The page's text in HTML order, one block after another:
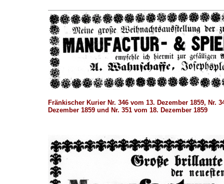
Fränkischer Kurier Nr. 346 vom 13. Dezember 1859, Nr.
Dezember 1859 und Nr. 351 vom 18. Dezember 1859